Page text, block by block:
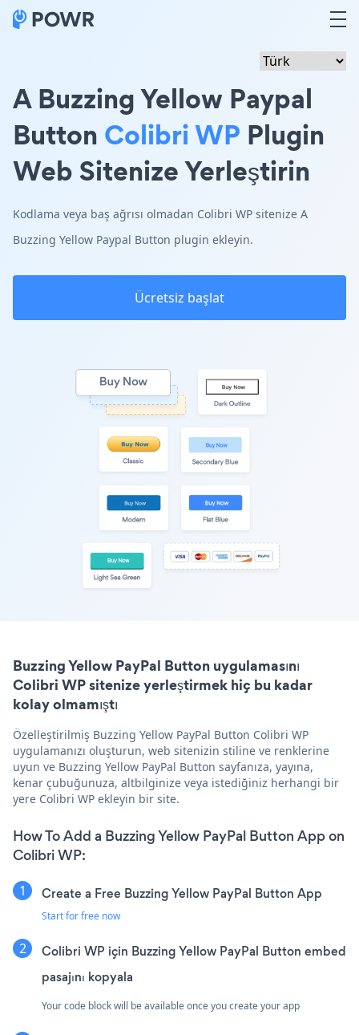
A Buzzing Yellow Paypal
Button Colibri WP Plugin
Web Sitenize Yerleştirin
Kodlama veya baş ağrısı olmadan Colibri WP sitenize A
Buzzing Yellow Paypal Button plugin ekleyin.
Ücretsiz başlat
Buzzing Yellow PayPal Button uygulamasını
Colibri WP sitenize yerleştirmek hiç bu kadar
kolay olmamıştı
Özelleştirilmiş Buzzing Yellow PayPal Button Colibri WP
uygulamanızı oluşturun, web sitenizin stiline ve renklerine
uyun ve Buzzing Yellow PayPal Button sayfanıza, yayına,
kenar çubuğunuza, altbilginize veya istediğiniz herhangi bir
yere Colibri WP ekleyin bir site.
How To Add a Buzzing Yellow PayPal Button App on
Colibri WP:
Create a Free Buzzing Yellow PayPal Button App
Start for free now
Colibri WP için Buzzing Yellow PayPal Button embed
pasajını kopyala
Your code block will be available once you create your app